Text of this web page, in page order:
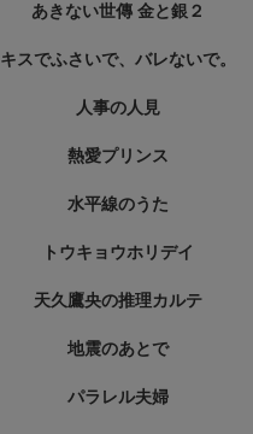
あきない世傳 金と銀２
キスでふさいで、バレないで。
人事の人見
熱愛プリンス
水平線のうた
トウキョウホリデイ
天久鷹央の推理カルテ
地震のあとで
パラレル夫婦